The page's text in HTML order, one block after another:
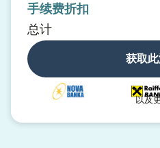
手续费折扣
总计
获取
以及